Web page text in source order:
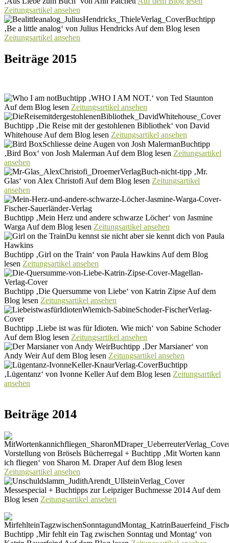
Zeitungsartikel ansehen
Buchtipp
‚Be a little analog‘ von Julius Hendricks Auf dem Blog lesen
Zeitungsartikel ansehen
Beiträge 2015
Buchtipp ‚WHO I AM NOT.‘ von Ted Staunton
Auf dem Blog lesen Zeitungsartikel ansehen
Buchtipp ‚Die Reise mit der gestohlenen Bibliothek‘ von David
Whitehouse Auf dem Blog lesen Zeitungsartikel ansehen
Buchtipp
‚Bird Box‘ von Josh Malerman Auf dem Blog lesen Zeitungsartikel
ansehen
Buch-nicht-tipp ‚Mr.
Glas‘ von Alex Christofi Auf dem Blog lesen Zeitungsartikel
ansehen
Buchtipp ‚Mein Herz und andere schwarze Löcher‘ von Jasmine
Warga Auf dem Blog lesen Zeitungsartikel ansehen
Buchtipp ‚Girl on the Train‘ von Paula Hawkins Auf dem Blog
lesen Zeitungsartikel ansehen
Buchtipp ‚Die Quersumme von Liebe‘ von Katrin Zipse Auf dem
Blog lesen Zeitungsartikel ansehen
Buchtipp ‚Liebe ist was für Idioten. Wie mich‘ von Sabine Schoder
Auf dem Blog lesen Zeitungsartikel ansehen
Buchtipp ‚Der Marsianer‘ von
Andy Weir Auf dem Blog lesen Zeitungsartikel ansehen
Buchtipp
‚Lügentanz‘ von Ivonne Keller Auf dem Blog lesen Zeitungsartikel
ansehen
Beiträge 2014
Vorstellung von Brösels Bücherregal + Buchtipp ‚Mit Worten kann
ich fliegen‘ von Sharon M. Draper Auf dem Blog lesen
Zeitungsartikel ansehen
Messespecial + Buchtipps zur Leipziger Buchmesse 2014 Auf dem
Blog lesen Zeitungsartikel ansehen
Buchtipp ‚Mir fehlt ein Tag zwischen Sonntag und Montag‘ von